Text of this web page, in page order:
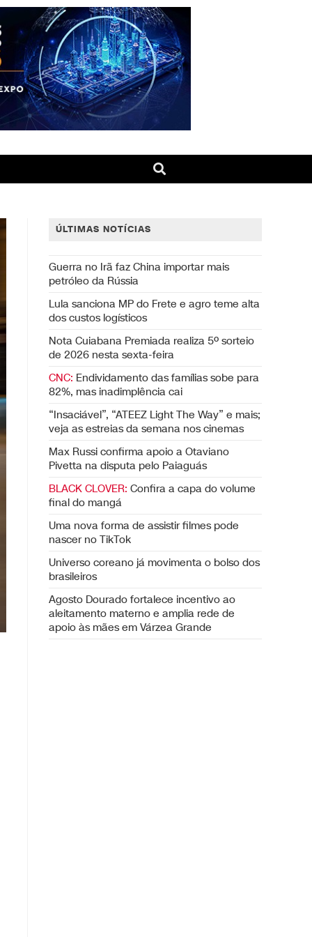
ÚLTIMAS NOTÍCIAS
Guerra no Irã faz China importar mais
petróleo da Rússia
Lula sanciona MP do Frete e agro teme alta
dos custos logísticos
Nota Cuiabana Premiada realiza 5º sorteio
de 2026 nesta sexta-feira
CNC: Endividamento das famílias sobe para
82%, mas inadimplência cai
“Insaciável”, “ATEEZ Light The Way” e mais;
veja as estreias da semana nos cinemas
Max Russi confirma apoio a Otaviano
Pivetta na disputa pelo Paiaguás
BLACK CLOVER: Confira a capa do volume
final do mangá
Uma nova forma de assistir filmes pode
nascer no TikTok
Universo coreano já movimenta o bolso dos
brasileiros
Agosto Dourado fortalece incentivo ao
aleitamento materno e amplia rede de
apoio às mães em Várzea Grande